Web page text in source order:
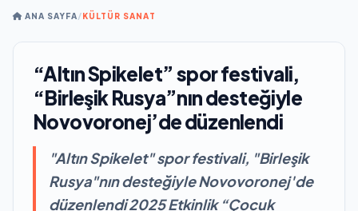
ANA SAYFA/KÜLTÜR SANAT
“Altın Spikelet” spor festivali,
“Birleşik Rusya”nın desteğiyle
Novovoronej’de düzenlendi
"Altın Spikelet" spor festivali, "Birleşik
Rusya"nın desteğiyle Novovoronej'de
düzenlendi 2025 Etkinlik “Çocuk